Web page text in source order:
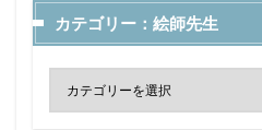
カテゴリー：絵師先生